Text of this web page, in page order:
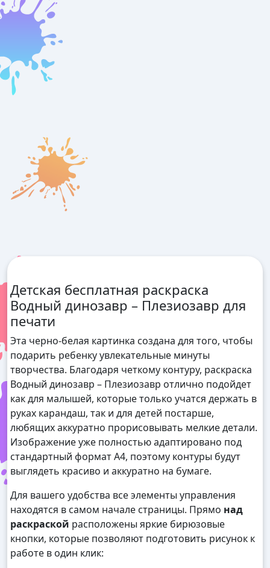
Детская бесплатная раскраска
Водный динозавр – Плезиозавр для
печати
Эта черно-белая картинка создана для того, чтобы
подарить ребенку увлекательные минуты
творчества. Благодаря четкому контуру, раскраска
Водный динозавр – Плезиозавр отлично подойдет
как для малышей, которые только учатся держать в
руках карандаш, так и для детей постарше,
любящих аккуратно прорисовывать мелкие детали.
Изображение уже полностью адаптировано под
стандартный формат А4, поэтому контуры будут
выглядеть красиво и аккуратно на бумаге.
Для вашего удобства все элементы управления
находятся в самом начале страницы. Прямо над
раскраской расположены яркие бирюзовые
кнопки, которые позволяют подготовить рисунок к
работе в один клик: